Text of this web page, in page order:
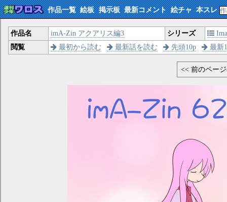
作品一覧 絵板 掲示板 最新コメント 絵チャ 本スレ
作品名 imA-Zin アクアリス編3 シリーズ
閲覧
最初から読む 最新話を読む 先頭10p 最新
<< 前のペー